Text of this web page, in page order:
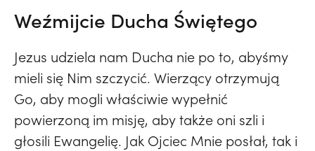
Weźmijcie Ducha Świętego
Jezus udziela nam Ducha nie po to, abyśmy
mieli się Nim szczycić. Wierzący otrzymują
Go, aby mogli właściwie wypełnić
powierzoną im misję, aby także oni szli i
głosili Ewangelię. Jak Ojciec Mnie posłał, tak i